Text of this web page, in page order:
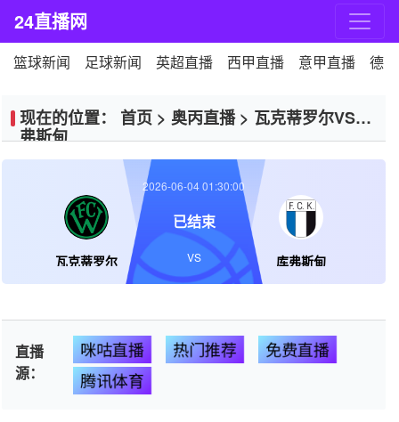
24直播网
篮球新闻 足球新闻 英超直播 西甲直播 意甲直播 德
现在的位置： 首页 > 奥丙直播> 瓦克蒂罗尔VS库
弗斯甸
瓦克蒂罗尔 库弗斯甸
2026-06-04 01:30:00
已结束
VS
直播
源：
咪咕直播 热门推荐
免费直播
腾讯体育